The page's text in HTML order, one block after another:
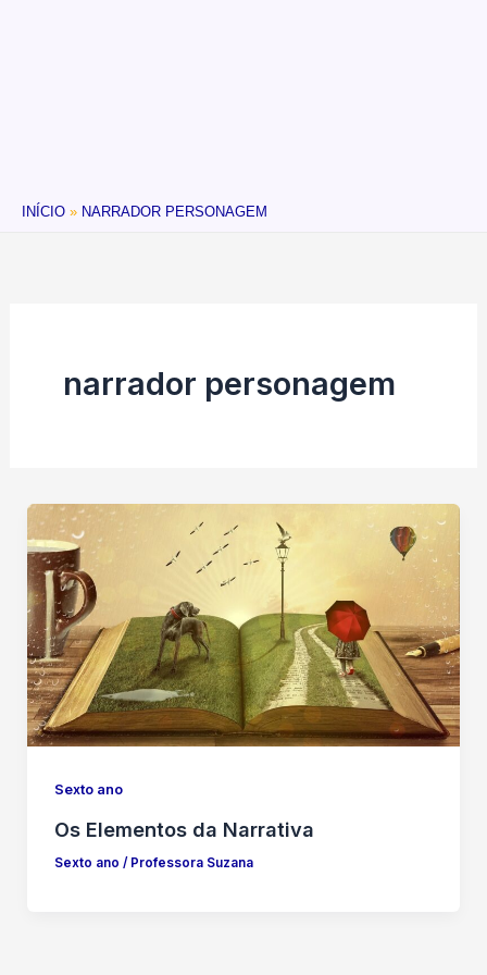
INÍCIO NARRADOR PERSONAGEM
narrador personagem
Sexto ano
Os Elementos da Narrativa
Sexto ano / Professora Suzana